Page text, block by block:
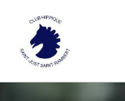
contenu